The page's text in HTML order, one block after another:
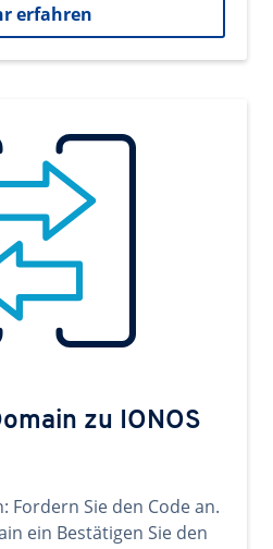
erfahren
zu IONOS
Fordern Sie den Code an.
ein Bestätigen Sie den